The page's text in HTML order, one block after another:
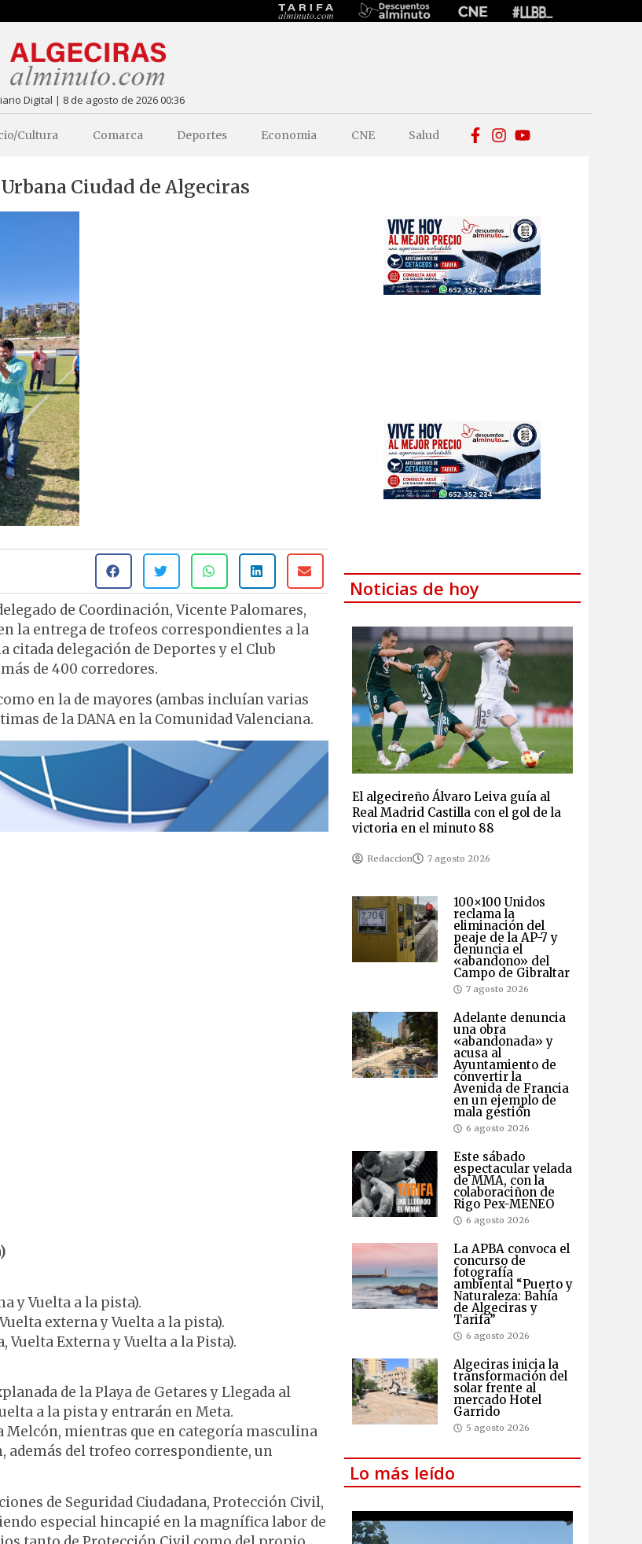
Digital | 8 de agosto de 2026 00:36
Cultura Comarca Deportes Economia CNE Salud
Ciudad de Algeciras
de Coordinación, Vicente Palomares,
la entrega de trofeos correspondientes a la
citada delegación de Deportes y el Club
de 400 corredores.
en la de mayores (ambas incluían varias
de la DANA en la Comunidad Valenciana.
y Vuelta a la pista).
externa y Vuelta a la pista).
Vuelta Externa y Vuelta a la Pista).
de la Playa de Getares y Llegada al
a la pista y entrarán en Meta.
mientras que en categoría masculina
además del trofeo correspondiente, un
de Seguridad Ciudadana, Protección Civil,
especial hincapié en la magnífica labor de
Noticias de hoy
El algecireño Álvaro Leiva guía al
Real Madrid Castilla con el gol de la
victoria en el minuto 88
Redaccion 7 agosto 2026
100×100 Unidos
reclama la
eliminación del
peaje de la AP-7 y
denuncia el
«abandono» del
Campo de Gibraltar
7 agosto 2026
Adelante denuncia
una obra
«abandonada» y
acusa al
Ayuntamiento de
convertir la
Avenida de Francia
en un ejemplo de
mala gestión
6 agosto 2026
Este sábado
espectacular velada
de MMA, con la
colaboraciñon de
Rigo Pex-MENEO
6 agosto 2026
La APBA convoca el
concurso de
fotografía
ambiental “Puerto y
Naturaleza: Bahía
de Algeciras y
Tarifa”
6 agosto 2026
Algeciras inicia la
transformación del
solar frente al
mercado Hotel
Garrido
5 agosto 2026
Lo más leído